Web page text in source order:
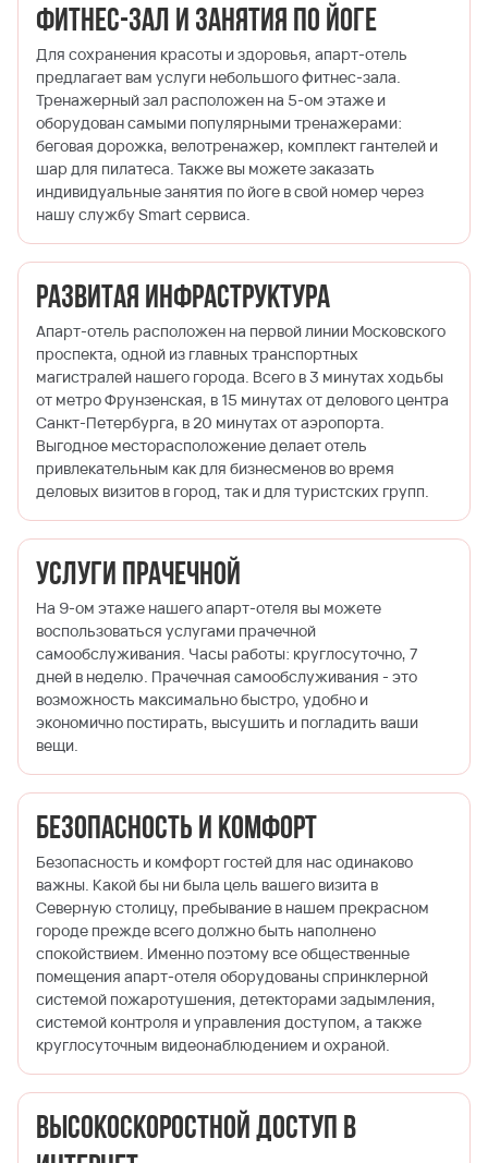
Фитнес-зал и занятия по йоге
Для сохранения красоты и здоровья, апарт-отель
предлагает вам услуги небольшого фитнес-зала.
Тренажерный зал расположен на 5-ом этаже и
оборудован самыми популярными тренажерами:
беговая дорожка, велотренажер, комплект гантелей и
шар для пилатеса. Также вы можете заказать
индивидуальные занятия по йоге в свой номер через
нашу службу Smart сервиса.
Развитая инфраструктура
Апарт-отель расположен на первой линии Московского
проспекта, одной из главных транспортных
магистралей нашего города. Всего в 3 минутах ходьбы
от метро Фрунзенская, в 15 минутах от делового центра
Санкт-Петербурга, в 20 минутах от аэропорта.
Выгодное месторасположение делает отель
привлекательным как для бизнесменов во время
деловых визитов в город, так и для туристских групп.
Услуги прачечной
На 9-ом этаже нашего апарт-отеля вы можете
воспользоваться услугами прачечной
самообслуживания. Часы работы: круглосуточно, 7
дней в неделю. Прачечная самообслуживания - это
возможность максимально быстро, удобно и
экономично постирать, высушить и погладить ваши
вещи.
Безопасность и комфорт
Безопасность и комфорт гостей для нас одинаково
важны. Какой бы ни была цель вашего визита в
Северную столицу, пребывание в нашем прекрасном
городе прежде всего должно быть наполнено
спокойствием. Именно поэтому все общественные
помещения апарт-отеля оборудованы спринклерной
системой пожаротушения, детекторами задымления,
системой контроля и управления доступом, а также
круглосуточным видеонаблюдением и охраной.
Высокоскоростной доступ в